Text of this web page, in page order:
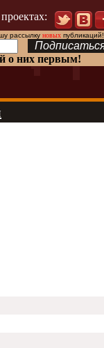
рассылку новыхпубликаций!
о них первым!